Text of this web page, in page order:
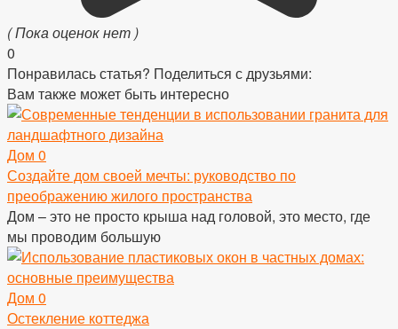
( Пока оценок нет )
0
Понравилась статья? Поделиться с друзьями:
Вам также может быть интересно
Дом 0
Создайте дом своей мечты: руководство по
преображению жилого пространства
Дом – это не просто крыша над головой, это место, где
мы проводим большую
Дом 0
Остекление коттеджа